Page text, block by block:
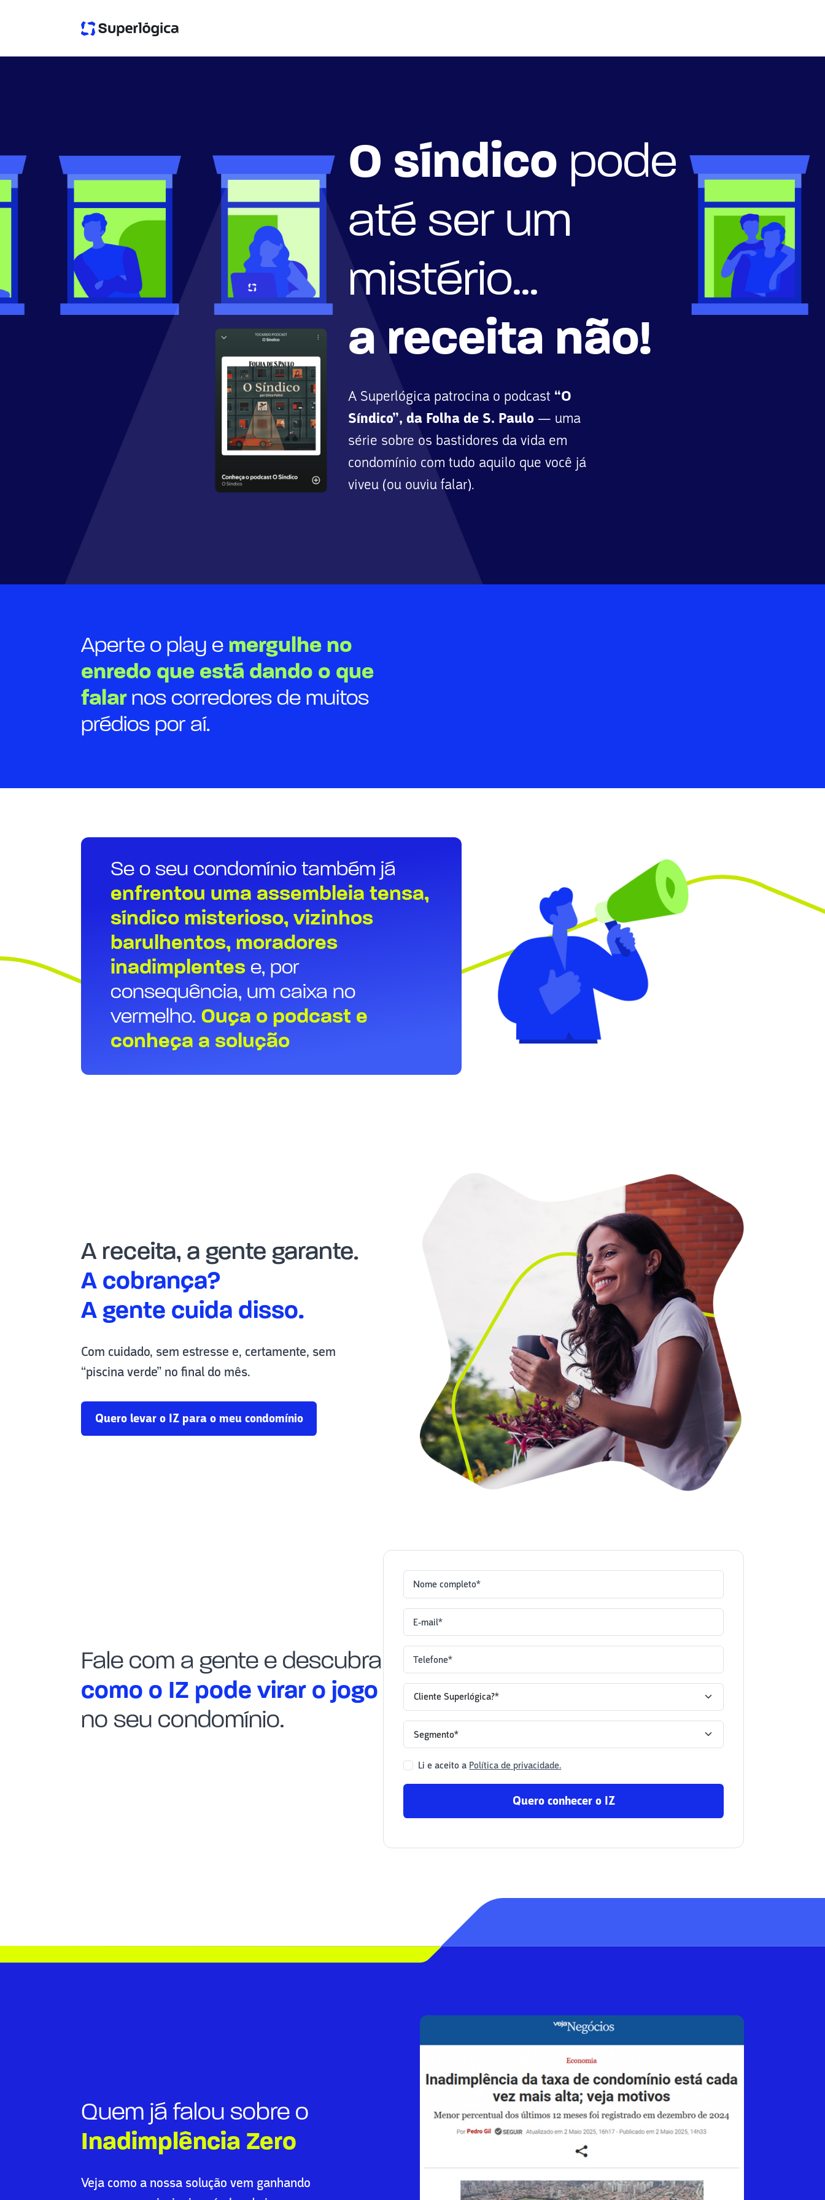
O síndico pode
até ser um
mistério...
a receita não!
A Superlógica patrocina o podcast “O
Síndico”, da Folha de S. Paulo — uma
série sobre os bastidores da vida em
condomínio com tudo aquilo que você já
viveu (ou ouviu falar).
Aperte o play e mergulhe no
enredo que está dando o que
falarnos corredores de muitos
prédios por aí.
Se o seu condomínio também já
enfrentou uma assembleia tensa,
síndico misterioso, vizinhos
barulhentos, moradores
inadimplentes e, por
consequência, um caixa no
vermelho. Ouça o podcast e
conheça a solução
A receita, a gente garante.
A cobrança?
A gente cuida disso.
Com cuidado, sem estresse e, certamente, sem
“piscina verde” no final do mês.
Quero levar o IZ para o meu condomínio
Fale com a gente e descubra
como o IZ pode virar o jogo
no seu condomínio.
Nome completo*
E-mail*
Telefone*
Cliente Superlógica?*
Li e aceito a Política de privacidade.
Quero conhecer o IZ
Quem já falou sobre o
Inadimplência Zero
Veja como a nossa solução vem ganhando